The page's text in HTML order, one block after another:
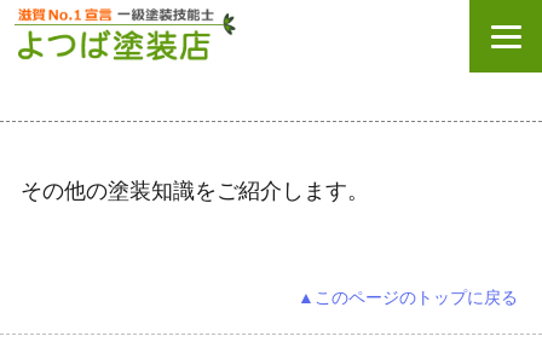
その他の塗装知識をご紹介します。
▲このページのトップに戻る